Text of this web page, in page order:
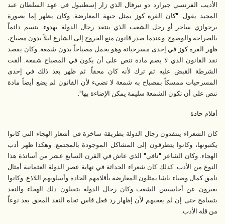
الأديب الفرنسي جيرارد دو نيرفال الذي زار إسطنبول في عهد السلطان عبد
المجيد يقول: "كان القره كوز يمثل جبهة المعارضة. وكان يظهر إما بصورة
برجوازي ساخر أو رجل الشعب الذي ينتقد رجال الدولة بهدوء. يتسم دائماً
بالصراحة والوضوح. وعندما صدر قانون منع الخروج إلى الشارع ليلاً بدون مصباح،
ظهر القره كوز في إحدى مسرحياته وهو يحمل مصباحاً بدون شمعة. وكان يقصد
نقد القانون الذي لا يضم مادة تنص على أن يكون في المصباح شمعة. ألقت
الشرطة القبض عليه ثم ترك لأنه كان محقاً. ثم ظهر بعد ذلك في إحدى
المسرحيات ممسكاً بمصباح به شمعة لا تضيء لأن القانون لم يضع أيضاً مادة
تنص على أن تكون الشمعة سليمة يمكن الإضاءة بها".
أقلام حادة
كان الشعراء ينتقدون رجال الدولة بطريقة ساخرة في أشعار الهجاء التي كانوا
يكتبونها، وكانوا يتطرقون إلى المشاكل الموجودة بالمجتمع. وهكذا ظهر أدب
الهجاء. وكان الشاعر "نافي" الذي عاش في القرن السابع عشر من أساتذة هذا
النوع من الأدب. كذلك كان شعراء الحداثة في نهاية عصر الدولة العثمانية أمثال
نامق كمال وضياء باشا يمثلون المعارضة بأقلامهم الحادة وأسلوبهم اللاذع. وكانوا
يعبرون عن أحاسيس الشعب وكان رجال الدولة يتقبلون ذلك الهجاء والنقد
بتسامح حتى إن لم يعجبهم لأن إظهار رد فعل قاس تجاه النقد المحق يعد نوعاً
من قلة الأدب.